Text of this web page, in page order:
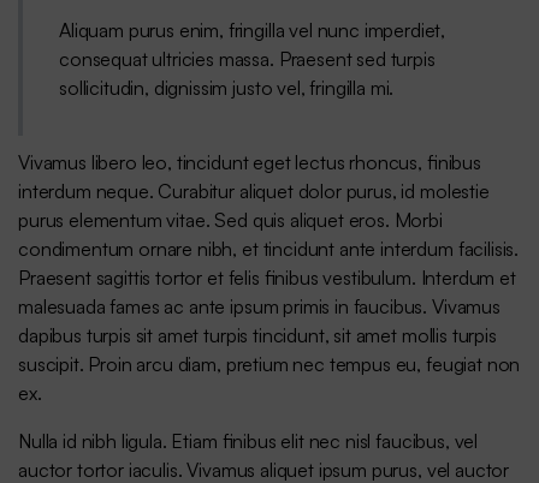
Aliquam purus enim, fringilla vel nunc imperdiet,
consequat ultricies massa. Praesent sed turpis
sollicitudin, dignissim justo vel, fringilla mi.
Vivamus libero leo, tincidunt eget lectus rhoncus, finibus
interdum neque. Curabitur aliquet dolor purus, id molestie
purus elementum vitae. Sed quis aliquet eros. Morbi
condimentum ornare nibh, et tincidunt ante interdum facilisis.
Praesent sagittis tortor et felis finibus vestibulum. Interdum et
malesuada fames ac ante ipsum primis in faucibus. Vivamus
dapibus turpis sit amet turpis tincidunt, sit amet mollis turpis
suscipit. Proin arcu diam, pretium nec tempus eu, feugiat non
ex.
Nulla id nibh ligula. Etiam finibus elit nec nisl faucibus, vel
auctor tortor iaculis. Vivamus aliquet ipsum purus, vel auctor